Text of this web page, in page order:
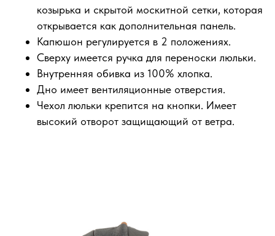
козырька и скрытой москитной сетки, которая
открывается как дополнительная панель.
Капюшон регулируется в 2 положениях.
Сверху имеется ручка для переноски люльки.
Внутренняя обивка из 100% хлопка.
Дно имеет вентиляционные отверстия.
Чехол люльки крепится на кнопки. Имеет
высокий отворот защищающий от ветра.